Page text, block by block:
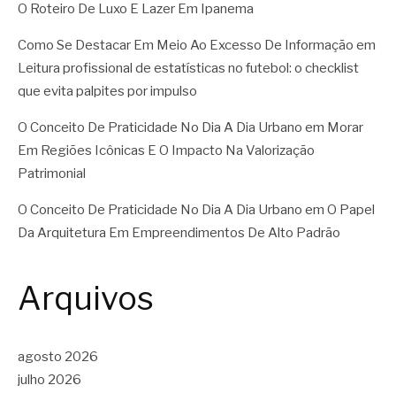
O Roteiro De Luxo E Lazer Em Ipanema
Como Se Destacar Em Meio Ao Excesso De Informação em
Leitura profissional de estatísticas no futebol: o checklist
que evita palpites por impulso
O Conceito De Praticidade No Dia A Dia Urbano em Morar
Em Regiões Icônicas E O Impacto Na Valorização
Patrimonial
O Conceito De Praticidade No Dia A Dia Urbano em O Papel
Da Arquitetura Em Empreendimentos De Alto Padrão
Arquivos
agosto 2026
julho 2026